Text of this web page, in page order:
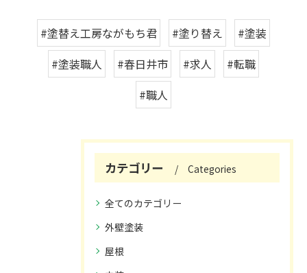
#塗替え工房ながもち君 #塗り替え
#塗装
#塗装職人
#春日井市 #求人
#転職
#職人
カテゴリー Categories
全てのカテゴリー
外壁塗装
屋根